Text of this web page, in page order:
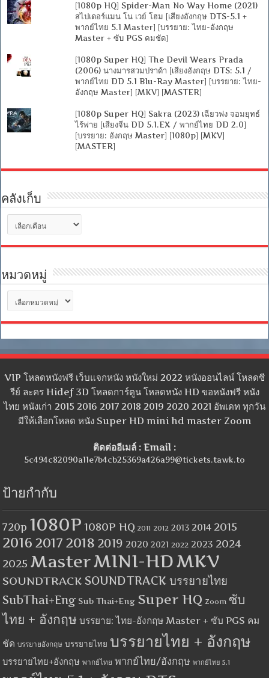
[1080p HQ] Spider-Man No Way Home (2021)
สไปเดอร์แมน โน เวย์ โฮม [เสียงอังกฤษ DTS-5.1 +
พากย์ไทย 5.1 Master] [บรรยาย: ไทย-อังกฤษ
Master + ซับ PGS คมชัด]
[1080p Super HQ] The Devil Wears Prada
(2006) นางมารสวมปราด้า [เสียงอังกฤษ DTS: 5.1 /
พากย์ไทย DD 5.1 Blu-Ray Master] [บรรยาย: ไทย-
อังกฤษ Master] [MKV] [MASTER]
[1080p Super HQ] Sakra (2023) เฉียวฟง จอมยุทธ์
ไร้พ่าย [เสียงจีน DD 5.1.EX / พากย์ไทย DD 2.0]
[บรรยาย: อังกฤษ Master] [1080p] [MKV]
[MASTER]
คลังเก็บ
คลัง
เก็บ
หมวดหมู่
หมวด
หมู่
VIP โหลดหนังฟรี เว็บแจกหนัง หนังใหม่ 2022 หนังออนไลน์ โหลดซี
รีย์ ละคร Hidef 3D โหลดการ์ตูน โหลดหนัง HD ขอหนังฟรี หนัง
ไทย หนังเก่า 2015 2016 2017 2018 2019 2020 2021 อัพเดท ทุกวัน
มีให้เลือกโหลด หนัง Super HD mini hd master Zoom
ติดต่ออีเมล์ : Email :
5c494c82090a11e7b4cb25369a426a99@tickets.tawk.to
ป้ายกำกับ
720p 1080P 1080P HQ 2011 2012 2013 2014 2015
2016 2017 2018 2019 2020 2021 2022 2023 2024
2025 MasterMINI-HDMKV
SOUNDTRACK SOUNDTRACK บรรยายไทย
SubThai+Eng Sub Thai+Eng Super HQ Zoom ซับ
ไทย + อังกฤษ บรรยาย: ไทย-อังกฤษ Master + ซับ PGS คม
ชัด บรรยายอังกฤษ บรรยายไทย บรรยายไทย + อังกฤษ
บรรยายไทย+อังกฤษ พากย์ไทย พากย์ไทย/อังกฤษ พากย์ไทย 5.1